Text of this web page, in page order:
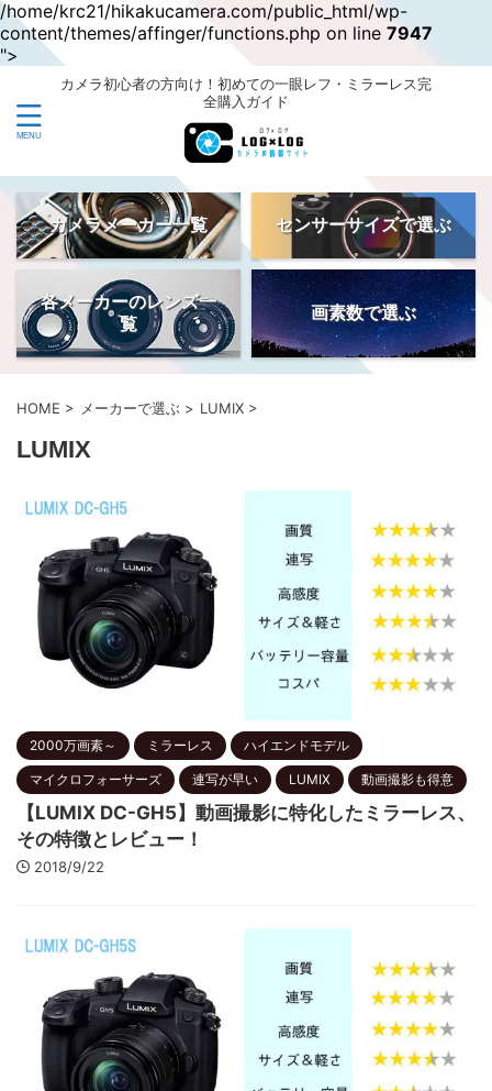
/home/krc21/hikakucamera.com/public_html/wp-
content/themes/affinger/functions.php on line 7947
">
カメラ初心者の方向け！初めての一眼レフ・ミラーレス完
全購入ガイド
カメラメーカー一覧 センサーサイズで選ぶ
各メーカーのレンズ一
覧
画素数で選ぶ
HOME > メーカーで選ぶ > LUMIX >
LUMIX
2000万画素～ ミラーレス ハイエンドモデル
マイクロフォーサーズ 連写が早い LUMIX 動画撮影も得意
【LUMIX DC-GH5】動画撮影に特化したミラーレス、
その特徴とレビュー！
2018/9/22